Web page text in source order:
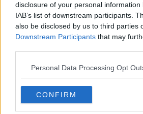
disclosure of your personal
IAB’s list of downstream participants.
also be disclosed by us to third parties
Downstream Participants that may
Personal Data Processing Opt
CONFIRM
I tecnici di E- distribuzone rinnoveranno
posa di un nuovo trasformatore da 400
generazione e di maggiore potenza
precedente, e l’installazione di
Durante i lavori, in programma per
comprese nel centro del paese e aree